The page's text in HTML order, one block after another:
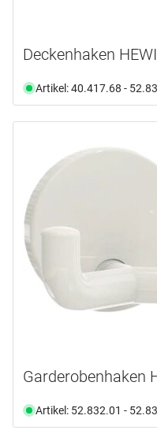
Deckenhaken
Artikel: 40.417.68 -
Garderobenhaken
Artikel: 52.832.01 -